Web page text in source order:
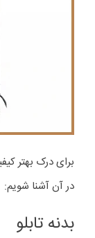
برای درک بهتر
در آن آشنا شویم:
بدنه تابلو